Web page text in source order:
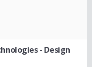
- Design